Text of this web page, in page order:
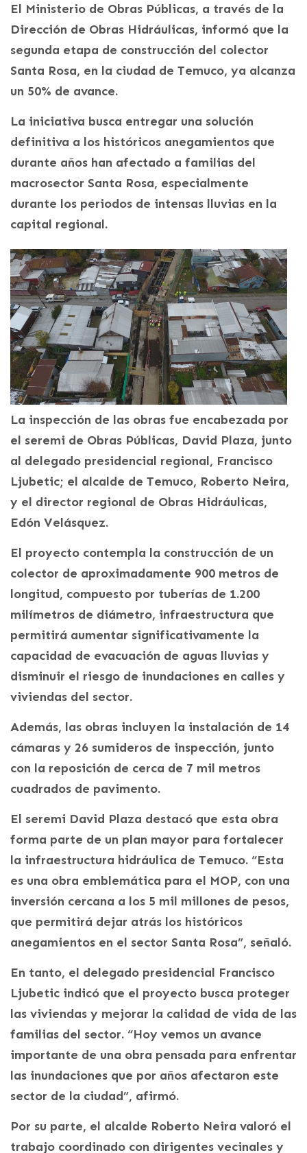
El Ministerio de Obras Públicas, a través de la
Dirección de Obras Hidráulicas, informó que la
segunda etapa de construcción del colector
Santa Rosa, en la ciudad de Temuco, ya alcanza
un 50% de avance.
La iniciativa busca entregar una solución
definitiva a los históricos anegamientos que
durante años han afectado a familias del
macrosector Santa Rosa, especialmente
durante los periodos de intensas lluvias en la
capital regional.
La inspección de las obras fue encabezada por
el seremi de Obras Públicas, David Plaza, junto
al delegado presidencial regional, Francisco
Ljubetic; el alcalde de Temuco, Roberto Neira,
y el director regional de Obras Hidráulicas,
Edón Velásquez.
El proyecto contempla la construcción de un
colector de aproximadamente 900 metros de
longitud, compuesto por tuberías de 1.200
milímetros de diámetro, infraestructura que
permitirá aumentar significativamente la
capacidad de evacuación de aguas lluvias y
disminuir el riesgo de inundaciones en calles y
viviendas del sector.
Además, las obras incluyen la instalación de 14
cámaras y 26 sumideros de inspección, junto
con la reposición de cerca de 7 mil metros
cuadrados de pavimento.
El seremi David Plaza destacó que esta obra
forma parte de un plan mayor para fortalecer
la infraestructura hidráulica de Temuco. “Esta
es una obra emblemática para el MOP, con una
inversión cercana a los 5 mil millones de pesos,
que permitirá dejar atrás los históricos
anegamientos en el sector Santa Rosa”, señaló.
En tanto, el delegado presidencial Francisco
Ljubetic indicó que el proyecto busca proteger
las viviendas y mejorar la calidad de vida de las
familias del sector. “Hoy vemos un avance
importante de una obra pensada para enfrentar
las inundaciones que por años afectaron este
sector de la ciudad”, afirmó.
Por su parte, el alcalde Roberto Neira valoró el
trabajo coordinado con dirigentes vecinales y